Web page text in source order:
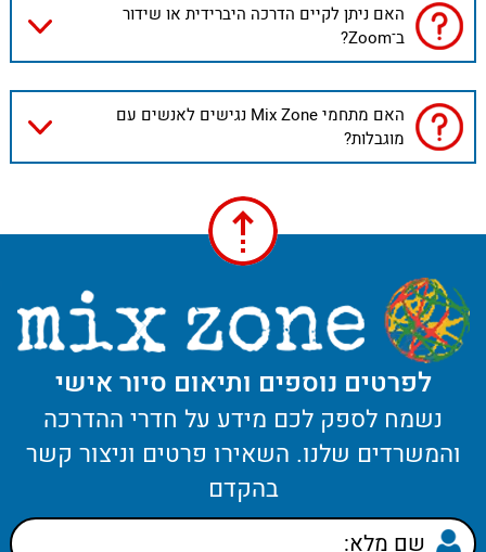
האם ניתן לקיים הדרכה היברידית או שידור
ב־Zoom?
האם מתחמי Mix Zone נגישים לאנשים עם
מוגבלות?
לפרטים נוספים ותיאום סיור אישי
נשמח לספק לכם מידע על חדרי ההדרכה
והמשרדים שלנו. השאירו פרטים וניצור קשר
בהקדם